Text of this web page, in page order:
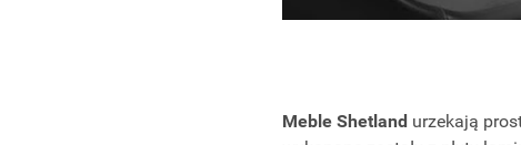
Meble Shetlandurzekają